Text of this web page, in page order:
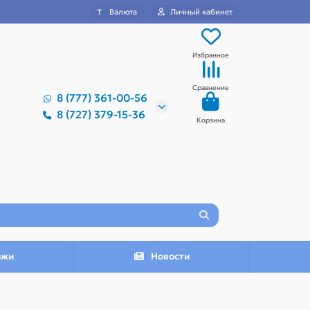
₸ Валюта Личный кабинет
8 (777) 361-00-56
8 (727) 379-15-36
Избранное
Сравнение
Корзина
Новости